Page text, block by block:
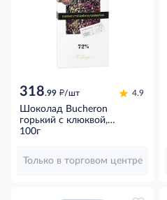
318.99 д/шт 4.9
Шоколад Bucheron
горький с клюквой,
клубникой и фисташками
100г
Только в торговом центре